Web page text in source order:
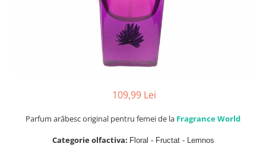
Riiffs
109,99 Lei
Parfum arăbesc original pentru femei de la Fragrance World
Categorie olfactiva: Floral - Fructat - Lemnos